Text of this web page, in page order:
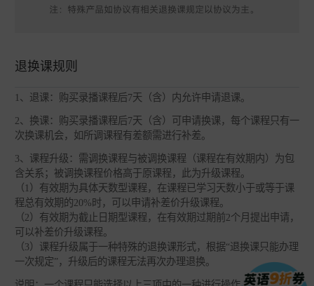
退换课规则
1、退课：购买录播课程后7天（含）内允许申请退课。
2、换课：购买录播课程后7天（含）可申请换课，每个课程只有一
次换课机会，如所调课程有差额需进行补差。
3、课程升级：需调换课程与被调换课程（课程在有效期内）为包
含关系；被调换课程价格高于原课程，此为升级课程。
（1）有效期为具体天数型课程，在课程已学习天数小于或等于课
程总有效期的20%时，可以申请补差价升级课程。
（2）有效期为截止日期型课程，在有效期过期前2个月提出申请，
可以补差价升级课程。
（3）课程升级属于一种特殊的退换课形式，根据“退换课只能办理
一次规定”，升级后的课程无法再次办理退换。